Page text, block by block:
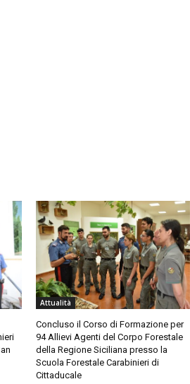
Attualità
Concluso il Corso di Formazione per
94 Allievi Agenti del Corpo Forestale
della Regione Siciliana presso la
Scuola Forestale Carabinieri di
Cittaducale